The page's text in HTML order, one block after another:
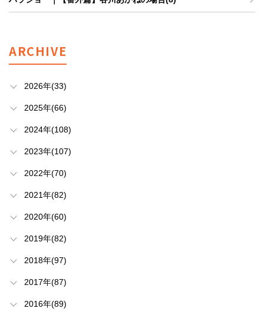
ARCHIVE
2026年(33)
2025年(66)
2024年(108)
2023年(107)
2022年(70)
2021年(82)
2020年(60)
2019年(82)
2018年(97)
2017年(87)
2016年(89)